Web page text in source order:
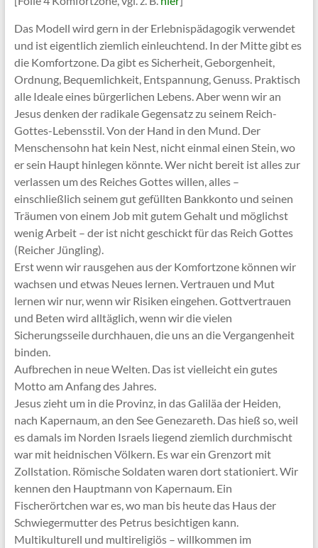
Das Modell wird gern in der Erlebnispädagogik verwendet
und ist eigentlich ziemlich einleuchtend. In der Mitte gibt es
die Komfortzone. Da gibt es Sicherheit, Geborgenheit,
Ordnung, Bequemlichkeit, Entspannung, Genuss. Praktisch
alle Ideale eines bürgerlichen Lebens. Aber wenn wir an
Jesus denken der radikale Gegensatz zu seinem Reich-
Gottes-Lebensstil. Von der Hand in den Mund. Der
Menschensohn hat kein Nest, nicht einmal einen Stein, wo
er sein Haupt hinlegen könnte. Wer nicht bereit ist alles zur
verlassen um des Reiches Gottes willen, alles –
einschließlich seinem gut gefüllten Bankkonto und seinen
Träumen von einem Job mit gutem Gehalt und möglichst
wenig Arbeit – der ist nicht geschickt für das Reich Gottes
(Reicher Jüngling).
Erst wenn wir rausgehen aus der Komfortzone können wir
wachsen und etwas Neues lernen. Vertrauen und Mut
lernen wir nur, wenn wir Risiken eingehen. Gottvertrauen
und Beten wird alltäglich, wenn wir die vielen
Sicherungsseile durchhauen, die uns an die Vergangenheit
binden.
Aufbrechen in neue Welten. Das ist vielleicht ein gutes
Motto am Anfang des Jahres.
Jesus zieht um in die Provinz, in das Galiläa der Heiden,
nach Kapernaum, an den See Genezareth. Das hieß so, weil
es damals im Norden Israels liegend ziemlich durchmischt
war mit heidnischen Völkern. Es war ein Grenzort mit
Zollstation. Römische Soldaten waren dort stationiert. Wir
kennen den Hauptmann von Kapernaum. Ein
Fischerörtchen war es, wo man bis heute das Haus der
Schwiegermutter des Petrus besichtigen kann.
Multikulturell und multireligiös – willkommen im